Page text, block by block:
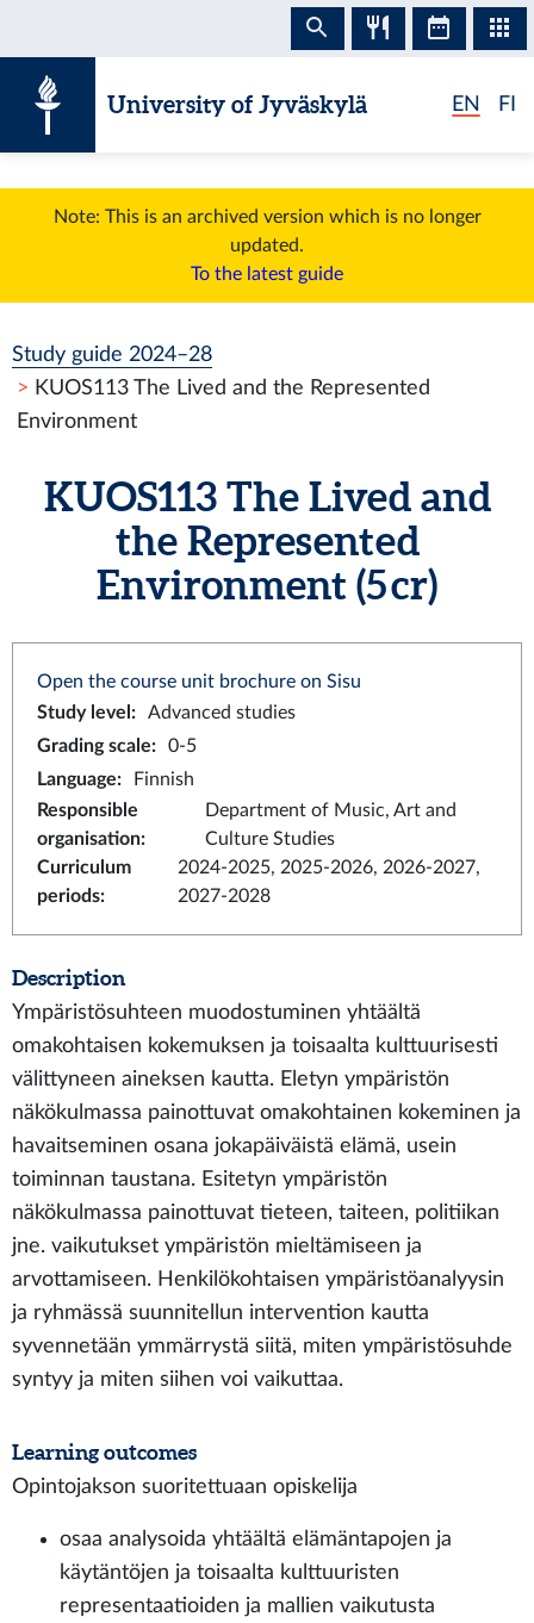
University of Jyväskylä EN FI
Note: This is an archived version which is no longer
updated.
To the latest guide
Study guide 2024–28
KUOS113 The Lived and the Represented
Environment
KUOS113 The Lived and
the Represented
Environment (5 cr)
Open the course unit brochure on Sisu
Study level :
Advanced studies
Grading scale:
0-5
Language:
Finnish
Responsible
organisation:
Department of Music, Art and
Culture Studies
Curriculum
periods:
2024-2025, 2025-2026, 2026-2027,
2027-2028
Description
Ympäristösuhteen muodostuminen yhtäältä
omakohtaisen kokemuksen ja toisaalta kulttuurisesti
välittyneen aineksen kautta. Eletyn ympäristön
näkökulmassa painottuvat omakohtainen kokeminen ja
havaitseminen osana jokapäiväistä elämä, usein
toiminnan taustana. Esitetyn ympäristön
näkökulmassa painottuvat tieteen, taiteen, politiikan
jne. vaikutukset ympäristön mieltämiseen ja
arvottamiseen. Henkilökohtaisen ympäristöanalyysin
ja ryhmässä suunnitellun intervention kautta
syvennetään ymmärrystä siitä, miten ympäristösuhde
syntyy ja miten siihen voi vaikuttaa.
Learning outcomes
Opintojakson suoritettuaan opiskelija
osaa analysoida yhtäältä elämäntapojen ja
käytäntöjen ja toisaalta kulttuuristen
representaatioiden ja mallien vaikutusta